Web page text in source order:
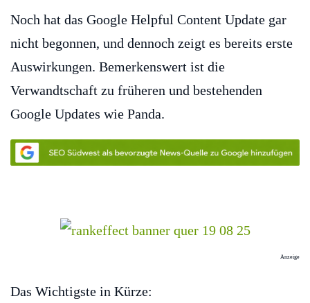
Noch hat das Google Helpful Content Update gar
nicht begonnen, und dennoch zeigt es bereits erste
Auswirkungen. Bemerkenswert ist die
Verwandtschaft zu früheren und bestehenden
Google Updates wie Panda.
Anzeige
Das Wichtigste in Kürze: